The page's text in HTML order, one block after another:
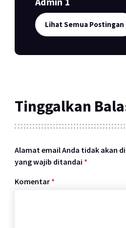
Lihat Semua Postingan
Tinggalkan
Alamat email Anda tidak akan
yang wajib ditandai *
Komentar *